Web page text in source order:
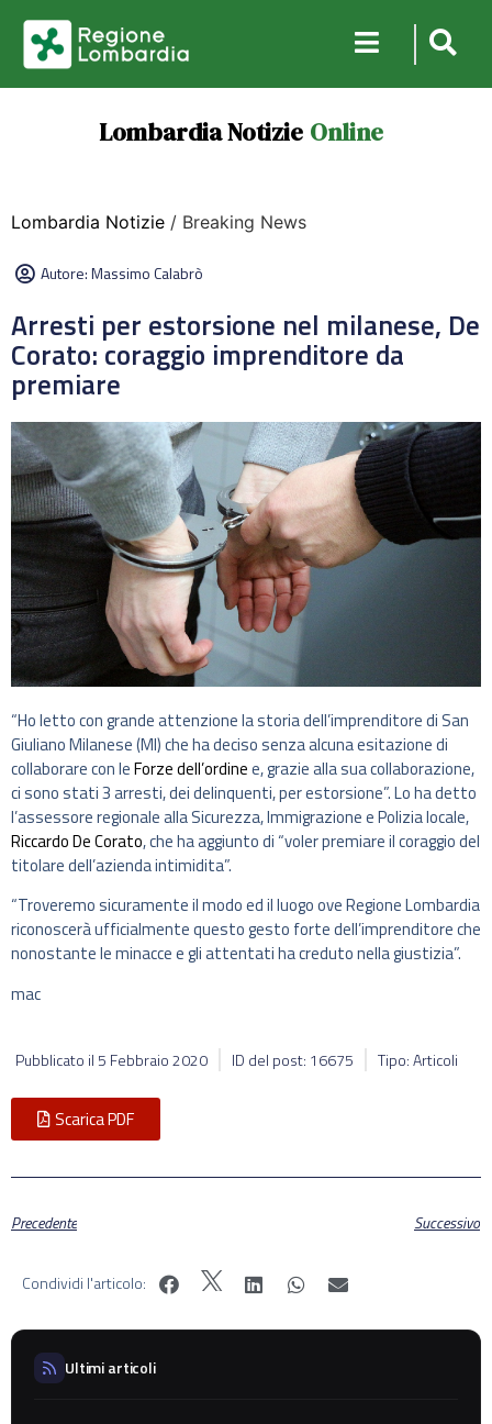
Lombardia Notizie Online
Lombardia Notizie / Breaking News
Autore:Massimo Calabrò
Arresti per estorsione nel milanese, De
Corato: coraggio imprenditore da
premiare
“Ho letto con grande attenzione la storia dell’imprenditore di San
Giuliano Milanese (MI) che ha deciso senza alcuna esitazione di
collaborare con leForze dell’ordinee, grazie alla sua collaborazione,
ci sono stati 3 arresti, dei delinquenti, per estorsione”. Lo ha detto
l’assessore regionale alla Sicurezza, Immigrazione e Polizia locale,
Riccardo De Corato, che ha aggiunto di “voler premiare il coraggio del
titolare dell’azienda intimidita”.
“Troveremo sicuramente il modo ed il luogo ove Regione Lombardia
riconoscerà ufficialmente questo gesto forte dell’imprenditore che
nonostante le minacce e gli attentati ha creduto nella giustizia”.
mac
Pubblicato il 5 Febbraio 2020 ID del post: 16675 Tipo: Articoli
Scarica PDF
Precedente Successivo
Condividi l'articolo:
Ultimi articoli